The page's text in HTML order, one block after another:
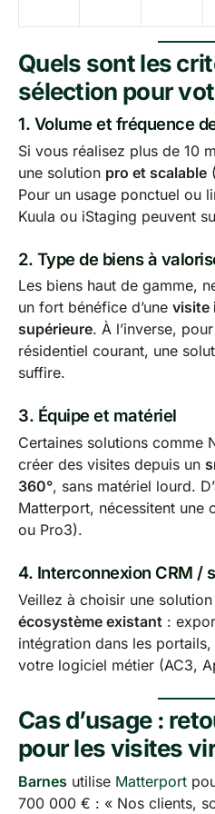
Quels sont les
sélection pour
1. Volume et fréquence
Si vous réalisez plus de 10
une solution pro et scalable
Pour un usage ponctuel ou
Kuula ou iStaging peuvent
2. Type de biens à
Les biens haut de gamme,
un fort bénéfice d’une visite
supérieure. À l’inverse,
résidentiel courant, une
suffire.
3. Équipe et matériel
Certaines solutions comme
créer des visites depuis un
360°, sans matériel lourd.
Matterport, nécessitent une
ou Pro3).
4. Interconnexion CRM /
Veillez à choisir une solution
écosystème existant :
intégration dans les
votre logiciel métier (AC3,
Cas d’usage :
pour les visites
Barnes utilise Matterport
700 000 € : « Nos clients,